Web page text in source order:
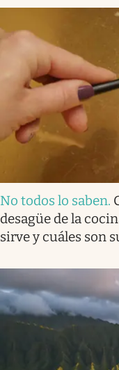
No todos lo saben.
desagüe de la
sirve y cuáles son